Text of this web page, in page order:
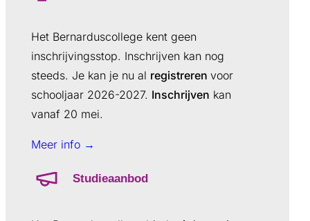
Het Bernarduscollege kent geen
inschrijvingsstop. Inschrijven kan nog
steeds. Je kan je nu al registreren voor
schooljaar 2026-2027. Inschrijven kan
vanaf 20 mei.
Meer info →
Studieaanbod